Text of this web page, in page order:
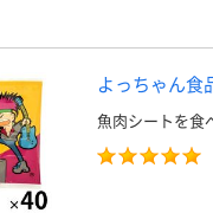
よっちゃん食
魚肉シートを食